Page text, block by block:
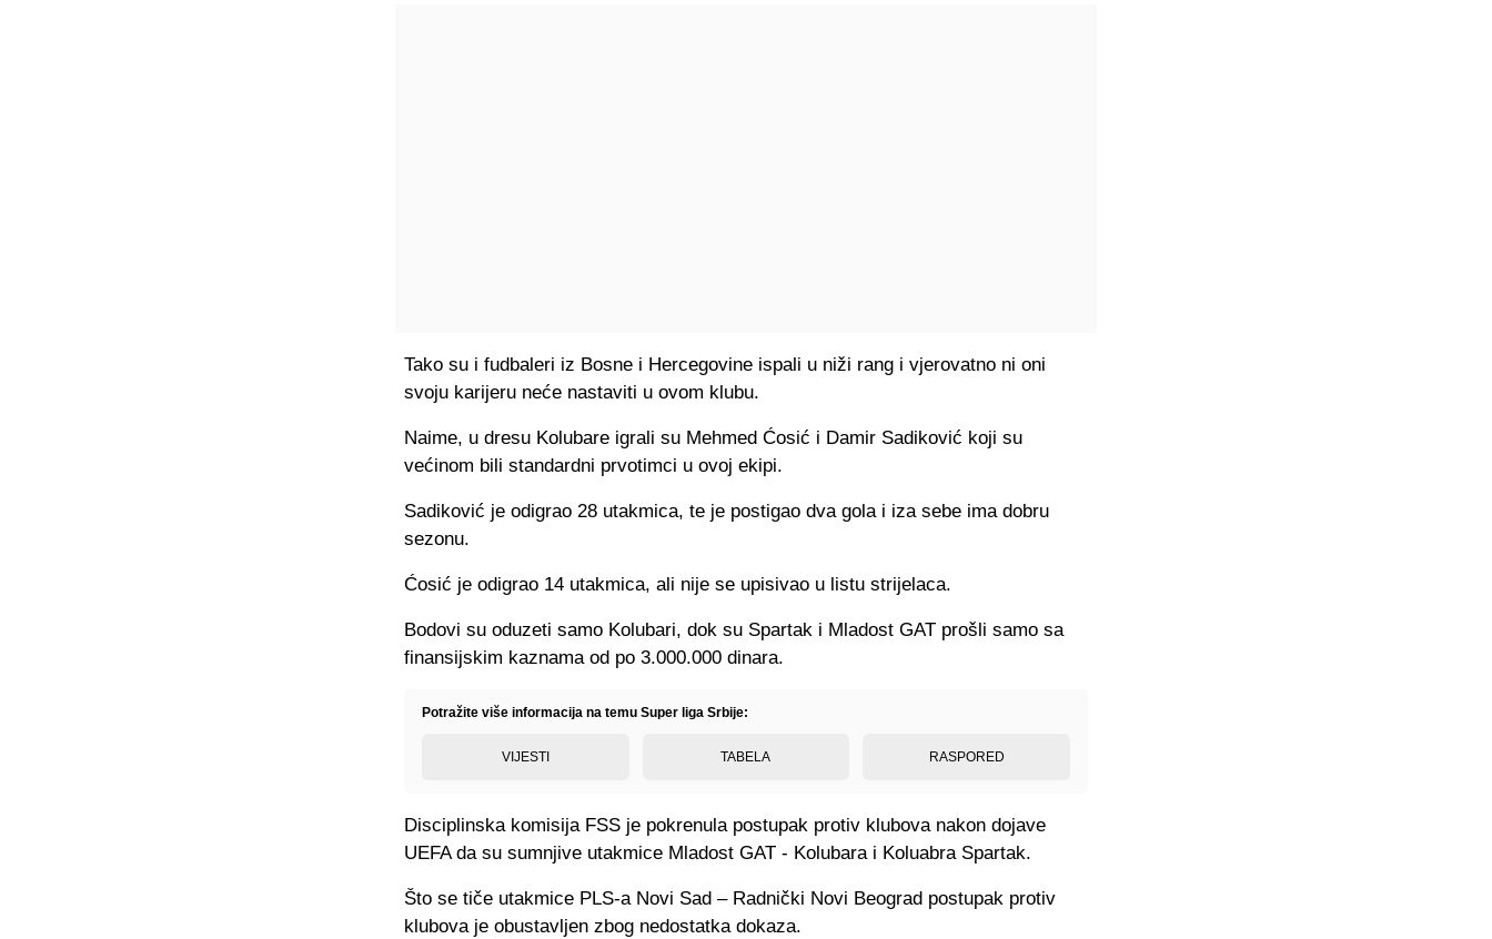
Tako su i fudbaleri iz Bosne i Hercegovine ispali u niži rang i vjerovatno ni oni
svoju karijeru neće nastaviti u ovom klubu.
Naime, u dresu Kolubare igrali su Mehmed Ćosić i Damir Sadiković koji su
većinom bili standardni prvotimci u ovoj ekipi.
Sadiković je odigrao 28 utakmica, te je postigao dva gola i iza sebe ima dobru
sezonu.
Ćosić je odigrao 14 utakmica, ali nije se upisivao u listu strijelaca.
Bodovi su oduzeti samo Kolubari, dok su Spartak i Mladost GAT prošli samo sa
finansijskim kaznama od po 3.000.000 dinara.
Potražite više informacija na temu Super liga Srbije:
VIJESTI TABELA RASPORED
Disciplinska komisija FSS je pokrenula postupak protiv klubova nakon dojave
UEFA da su sumnjive utakmice Mladost GAT - Kolubara i Koluabra Spartak.
Što se tiče utakmice PLS-a Novi Sad – Radnički Novi Beograd postupak protiv
klubova je obustavljen zbog nedostatka dokaza.